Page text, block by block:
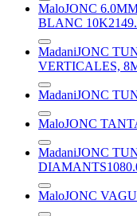
MaloJONC
BLANC 10K
MadaniJONC
VERTICALES,
MadaniJONC
MaloJONC
MadaniJONC
DIAMANTS
MaloJONC